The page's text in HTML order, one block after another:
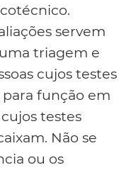
servem
triagem e
cujos testes
função em
testes
Não se
ou os